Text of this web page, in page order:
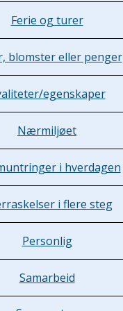
Ferie og turer
blomster eller penger
egenskaper
Nærmiljøet
i hverdagen
i flere steg
Personlig
Samarbeid